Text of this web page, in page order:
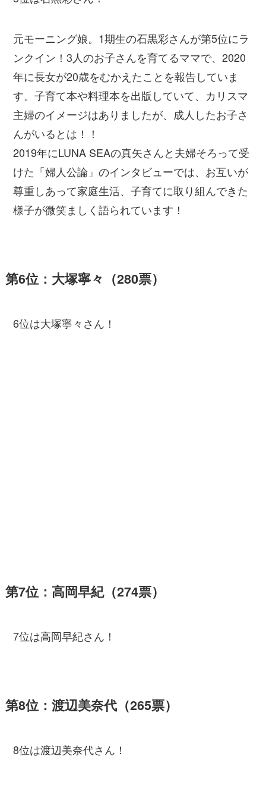
元モーニング娘。1期生の石黒彩さんが第5位にラ
ンクイン！3人のお子さんを育てるママで、2020
年に長女が20歳をむかえたことを報告していま
す。子育て本や料理本を出版していて、カリスマ
主婦のイメージはありましたが、成人したお子さ
んがいるとは！！
2019年にLUNA SEAの真矢さんと夫婦そろって受
けた「婦人公論」のインタビューでは、お互いが
尊重しあって家庭生活、子育てに取り組んできた
様子が微笑ましく語られています！
第6位：大塚寧々（280票）
6位は大塚寧々さん！
第7位：高岡早紀（274票）
7位は高岡早紀さん！
第8位：渡辺美奈代（265票）
8位は渡辺美奈代さん！